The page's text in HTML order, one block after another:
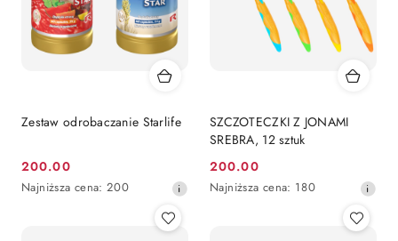
Zestaw odrobaczanie Starlife
Cena
promocyjna:
200.00
Najniższa
Najniższa cena: 200
SZCZOTECZKI Z JONAMI
SREBRA, 12 sztuk
Cena
promocyjna:
200.00
Najniższa
Najniższa cena: 180